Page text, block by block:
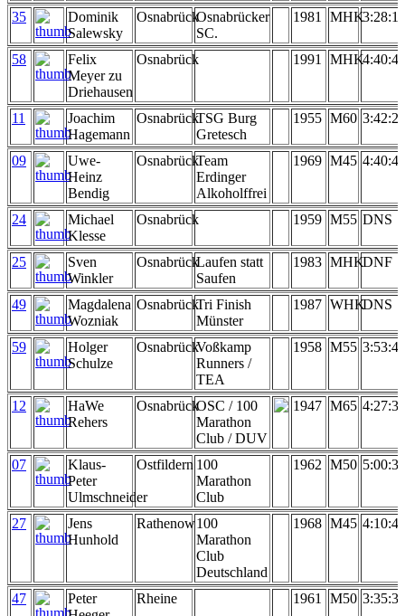
35
Dominik
Salewsky
OsnabrückOsnabrücker
SC.
1981 MHK3:28:13
58
Felix
Meyer zu
Driehausen
Osnabrück 1991 MHK4:40:41
11
Joachim
Hagemann
OsnabrückTSG Burg
Gretesch
1955 M60 3:42:22
09
Uwe-
Heinz
Bendig
OsnabrückTeam
Erdinger
Alkoholffrei
1969 M45 4:40:41
24
Michael
Klesse
Osnabrück 1959 M55 DNS
25
Sven
Winkler
OsnabrückLaufen statt
Saufen
1983 MHKDNF
49
Magdalena
Wozniak
OsnabrückTri Finish
Münster
1987 WHKDNS
59
Holger
Schulze
OsnabrückVoßkamp
Runners /
TEA
1958 M55 3:53:45
12
HaWe
Rehers
OsnabrückOSC / 100
Marathon
Club / DUV
1947 M65 4:27:35
07
Klaus-
Peter
Ulmschneider
Ostfildern 100
Marathon
Club
1962 M50 5:00:38
27
Jens
Hunhold
Rathenow100
Marathon
Club
Deutschland
1968 M45 4:10:44
47
Peter
Rheine 1961 M50 3:35:37